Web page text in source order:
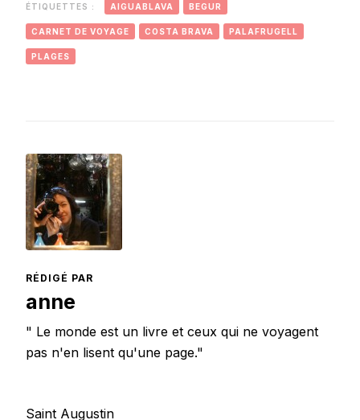
ÉTIQUETTES : AIGUABLAVA BEGUR
CARNET DE VOYAGE COSTA BRAVA PALAFRUGELL
PLAGES
RÉDIGÉ PAR
anne
" Le monde est un livre et ceux qui ne voyagent
pas n'en lisent qu'une page."
Saint Augustin